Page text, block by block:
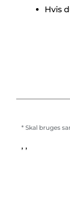
Hvis
* Skal bruges
, ,